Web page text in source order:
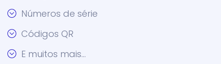
Números de série
Códigos QR
E muitos mais…